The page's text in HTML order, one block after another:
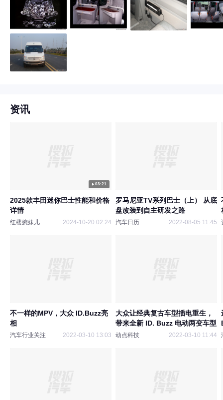
资讯
03:21
2025款丰田迷你巴士性能和价格
详情
红楼婉妹儿 2024-10-20 02:24
罗马尼亚TV系列巴士（上） 从底
盘改装到自主研发之路
汽车日历 2022-08-05 11:45
不一样的MPV，大众 ID.Buzz亮
相
汽车行业关注 2022-03-10 13:03
大众让经典复古车型插电重生，
带来全新 ID. Buzz 电动两变车型
动点科技 2022-03-10 11:44